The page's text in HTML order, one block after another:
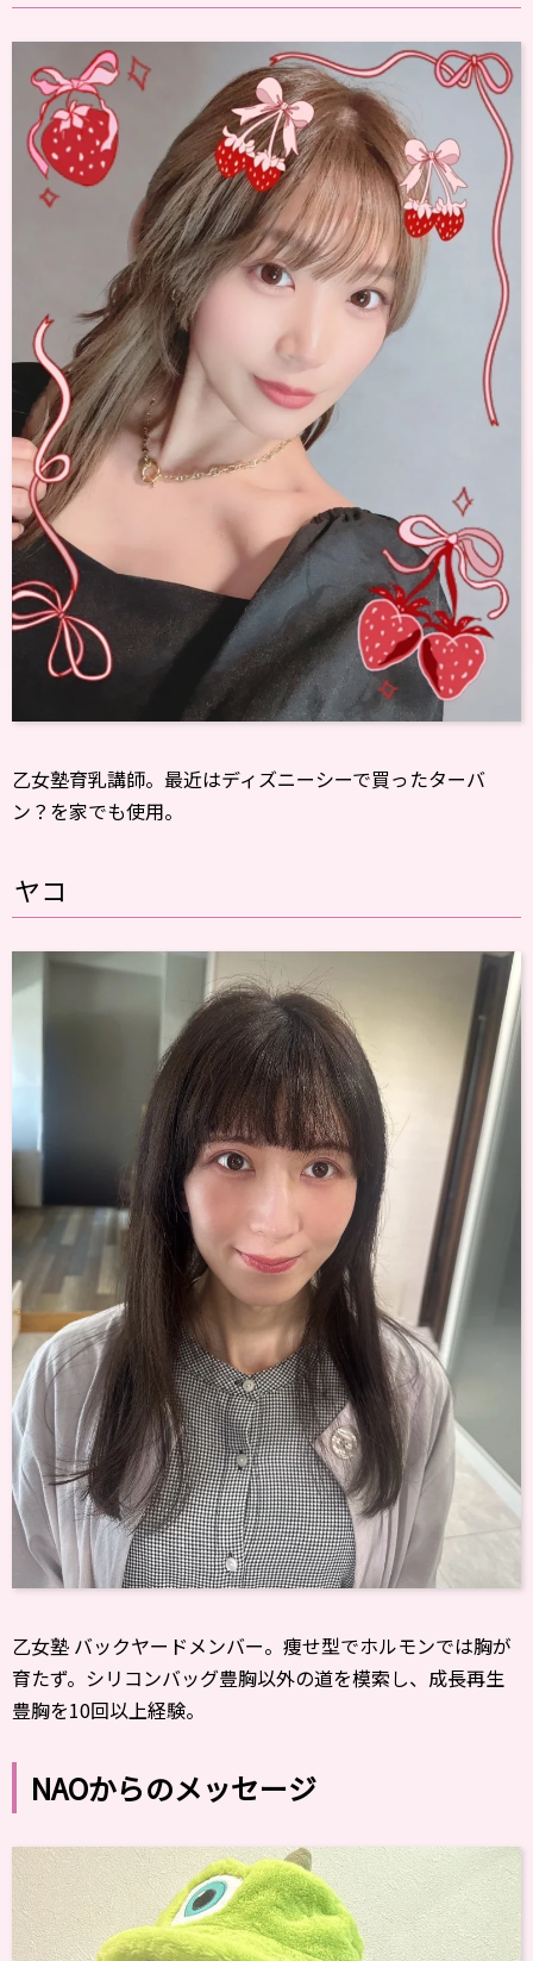
乙女塾育乳講師。最近はディズニーシーで買ったターバ
ン？を家でも使用。
ヤコ
乙女塾 バックヤードメンバー。痩せ型でホルモンでは胸が
育たず。シリコンバッグ豊胸以外の道を模索し、成長再生
豊胸を10回以上経験。
NAOからのメッセージ